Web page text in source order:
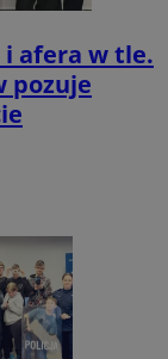
i afera w tle.
pozuje